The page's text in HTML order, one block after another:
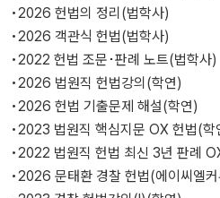
•2026 헌법의 정리(법학사)
•2026 객관식 헌법(법학사)
•2022 헌법 조문･판례 노트(법학사)
•2026 법원직 헌법강의(학연)
•2026 헌법 기출문제 해설(학연)
•2023 법원직 핵심지문 OX 헌법(학
•2022 법원직 헌법 최신 3년 판례
•2026 문태환 경찰 헌법(에이씨엘